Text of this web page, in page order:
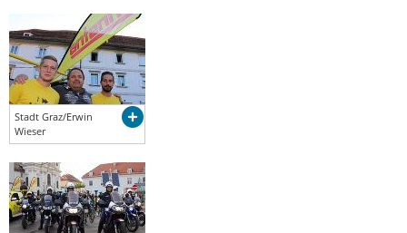
Stadt Graz/Erwin
Wieser